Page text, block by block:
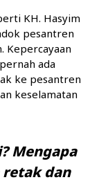
KH. Hasyim
pesantren
Kepercayaan
ada
ke pesantren
keselamatan
Mengapa
retak dan